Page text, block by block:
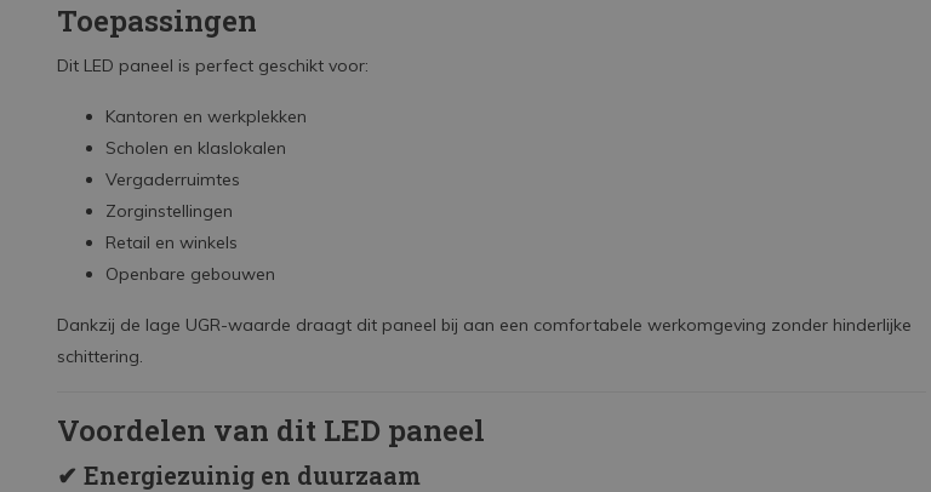
Toepassingen
Dit LED paneel is perfect geschikt voor:
Kantoren en werkplekken
Scholen en klaslokalen
Vergaderruimtes
Zorginstellingen
Retail en winkels
Openbare gebouwen
Dankzij de lage UGR-waarde draagt dit paneel bij aan een comfortabele werkomgeving zonder hinderlijke
schittering.
Voordelen van dit LED paneel
✔ Energiezuinig en duurzaam